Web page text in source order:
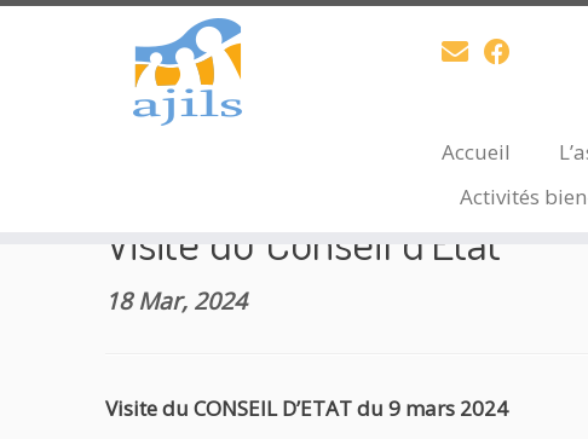
Accueil
Activités
Visite du Conseil d’Etat
18 Mar, 2024
Visite du CONSEIL D’ETAT du 9 mars 2024